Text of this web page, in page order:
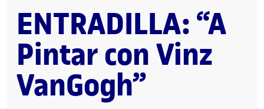
ENTRADILLA: “A
Pintar con Vinz
VanGogh”